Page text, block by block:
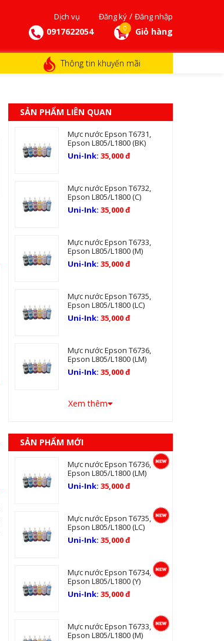
Dịch vụ Đăng ký / Đăng nhập
0917622054 0 Giỏ hàng
Thông tin khuyến mãi
SẢN PHẨM LIÊN QUAN
Mực nước Epson T6731,
Epson L805/L1800 (BK)
Uni-Ink:35,000 đ
Mực nước Epson T6732,
Epson L805/L1800 (C)
Uni-Ink:35,000 đ
Mực nước Epson T6733,
Epson L805/L1800 (M)
Uni-Ink:35,000 đ
Mực nước Epson T6735,
Epson L805/L1800 (LC)
Uni-Ink:35,000 đ
Mực nước Epson T6736,
Epson L805/L1800 (LM)
Uni-Ink:35,000 đ
Xem thêm
SẢN PHẨM MỚI
Mực nước Epson T6736,
Epson L805/L1800 (LM)
Uni-Ink:35,000 đ
Mực nước Epson T6735,
Epson L805/L1800 (LC)
Uni-Ink:35,000 đ
Mực nước Epson T6734,
Epson L805/L1800 (Y)
Uni-Ink:35,000 đ
Mực nước Epson T6733,
Epson L805/L1800 (M)